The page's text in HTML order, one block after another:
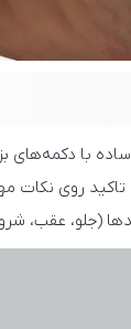
با دکمه‌های
تاکید روی نکات
(جلو، عقب،